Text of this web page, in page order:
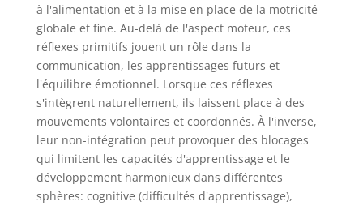
à l'alimentation et à la mise en place de la motricité
globale et fine. Au-delà de l'aspect moteur, ces
réflexes primitifs jouent un rôle dans la
communication, les apprentissages futurs et
l'équilibre émotionnel. Lorsque ces réflexes
s'intègrent naturellement, ils laissent place à des
mouvements volontaires et coordonnés. À l'inverse,
leur non-intégration peut provoquer des blocages
qui limitent les capacités d'apprentissage et le
développement harmonieux dans différentes
sphères: cognitive (difficultés d'apprentissage),